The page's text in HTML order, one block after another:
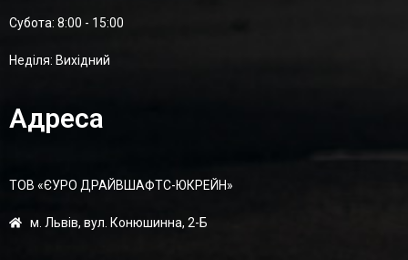
Суботa: 8:00 - 15:00
Неділя: Вихідний
Адреса
ТОВ «ЄУРО ДРАЙВШАФТC-ЮКРЕЙН»
м. Львів, вул. Конюшинна, 2-Б